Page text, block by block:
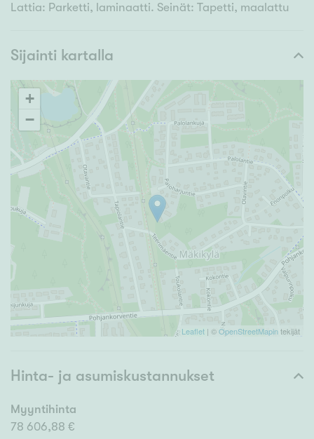
Lattia: Parketti, laminaatti. Seinät: Tapetti, maalattu
Sijainti kartalla
+
−
Leaflet | ©OpenStreetMapintekijät
Hinta- ja asumiskustannukset
Myyntihinta
78 606,88 €